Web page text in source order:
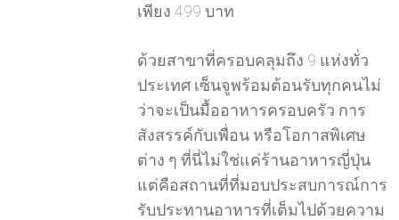
เพียง 499 บาท
ด้วยสาขาที่ครอบคลุมถึง 9 แห่งทั่ว
ประเทศ เซ็นจูพร้อมต้อนรับทุกคนไม่
ว่าจะเป็นมื้ออาหารครอบครัว การ
สังสรรค์กับเพื่อน หรือโอกาสพิเศษ
ต่าง ๆ ที่นี่ไม่ใช่แค่ร้านอาหารญี่ปุ่น
แต่คือสถานที่ที่มอบประสบการณ์การ
รับประทานอาหารที่เต็มไปด้วยความ